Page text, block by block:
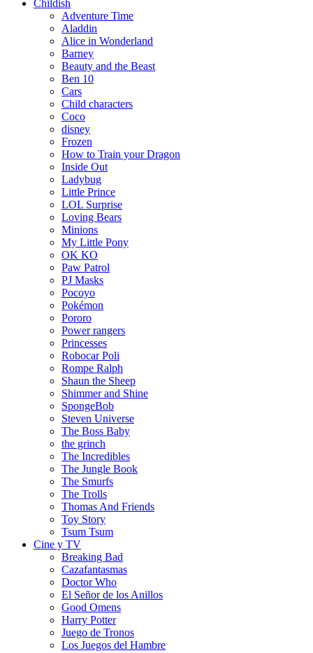
Childish
Adventure Time
Aladdin
Alice in Wonderland
Barney
Beauty and the Beast
Ben 10
Cars
Child characters
Coco
disney
Frozen
How to Train your Dragon
Inside Out
Ladybug
Little Prince
LOL Surprise
Loving Bears
Minions
My Little Pony
OK KO
Paw Patrol
PJ Masks
Pocoyo
Pokémon
Pororo
Power rangers
Princesses
Robocar Poli
Rompe Ralph
Shaun the Sheep
Shimmer and Shine
SpongeBob
Steven Universe
The Boss Baby
the grinch
The Incredibles
The Jungle Book
The Smurfs
The Trolls
Thomas And Friends
Toy Story
Tsum Tsum
Cine y TV
Breaking Bad
Cazafantasmas
Doctor Who
El Señor de los Anillos
Good Omens
Harry Potter
Juego de Tronos
Los Juegos del Hambre